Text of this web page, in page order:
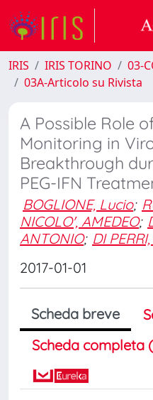
IRIS IRIS TORINO
03-
03A-Articolo su Rivista
A Possible Role
Monitoring in
Breakthrough
PEG-IFN
BOGLIONE, Lucio;
NICOLO', AMEDEO;
ANTONIO; DI
2017-01-01
Scheda breve
Scheda completa